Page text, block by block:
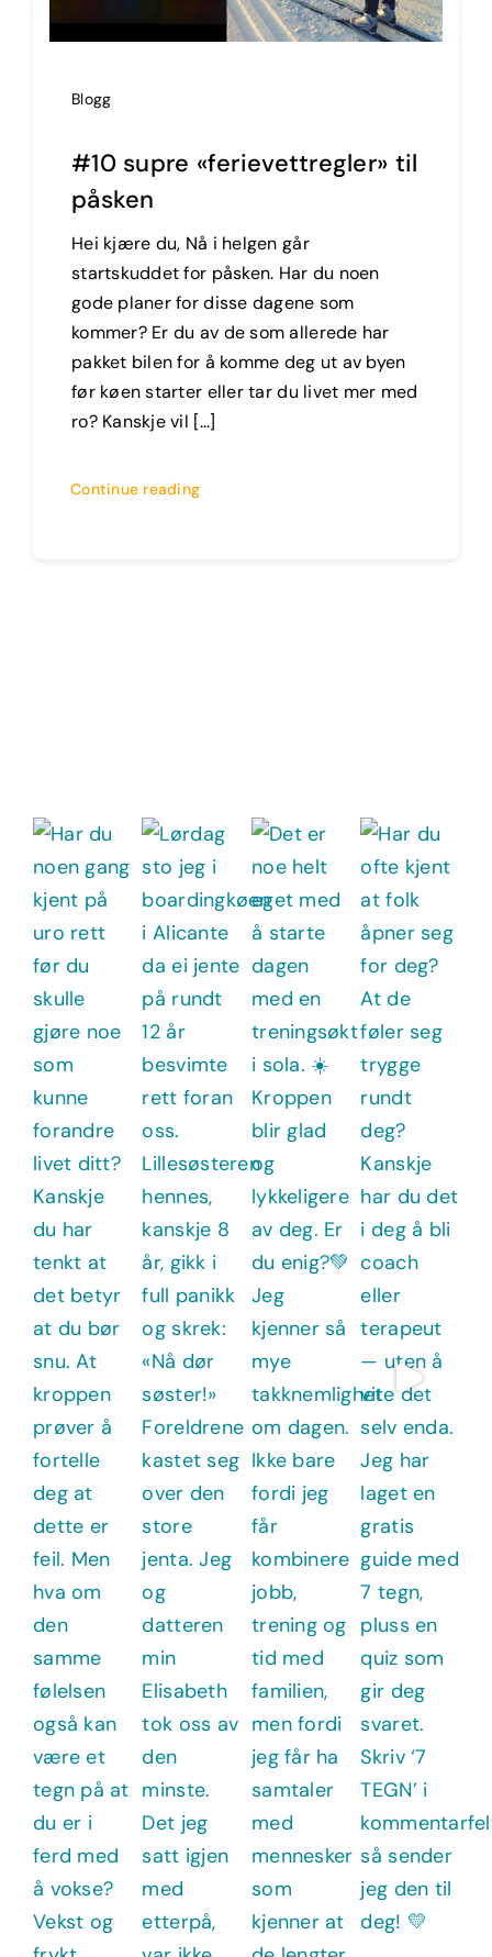
Blogg
#10 supre «ferievettregler» til
påsken
Hei kjære du, Nå i helgen går
startskuddet for påsken. Har du noen
gode planer for disse dagene som
kommer? Er du av de som allerede har
pakket bilen for å komme deg ut av byen
før køen starter eller tar du livet mer med
ro? Kanskje vil [...]
Continue reading